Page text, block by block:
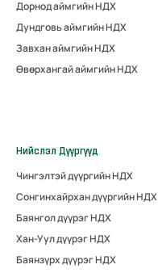
Дорнод аймгийн НДХ
Дундговь аймгийн НДХ
Завхан аймгийн НДХ
Өвөрхангай аймгийн НДХ
Нийслэл Дүүргүүд
Чингэлтэй дүүргийн НДХ
Сонгинхайрхан дүүргийн НДХ
Баянгол дүүрэг НДХ
Хан-Уул дүүрэг НДХ
Баянзүрх дүүрэг НДХ